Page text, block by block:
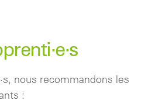
nous recommandons les
: